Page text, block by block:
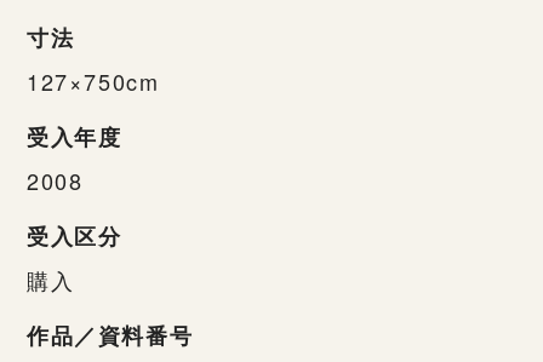
寸法
127×750cm
受入年度
2008
受入区分
購入
作品／資料番号